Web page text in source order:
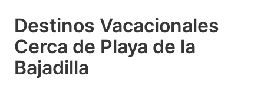
Destinos Vacacionales
Cerca de Playa de la
Bajadilla